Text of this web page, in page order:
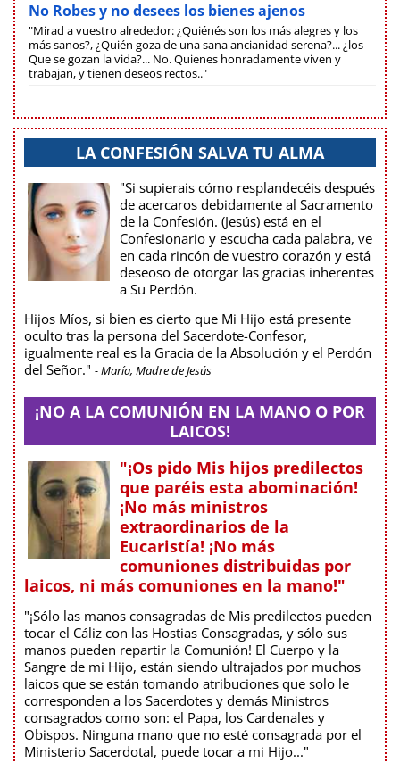
No Robes y no desees los bienes ajenos
"Mirad a vuestro alrededor: ¿Quiénés son los más alegres y los
más sanos?, ¿Quién goza de una sana ancianidad serena?... ¿los
Que se gozan la vida?... No. Quienes honradamente viven y
trabajan, y tienen deseos rectos.."
LA CONFESIÓN SALVA TU ALMA
"Si supierais cómo resplandecéis después
de acercaros debidamente al Sacramento
de la Confesión. (Jesús) está en el
Confesionario y escucha cada palabra, ve
en cada rincón de vuestro corazón y está
deseoso de otorgar las gracias inherentes
a Su Perdón.
Hijos Míos, si bien es cierto que Mi Hijo está presente
oculto tras la persona del Sacerdote-Confesor,
igualmente real es la Gracia de la Absolución y el Perdón
del Señor." - María, Madre de Jesús
¡NO A LA COMUNIÓN EN LA MANO O POR
LAICOS!
"¡Os pido Mis hijos predilectos
que paréis esta abominación!
¡No más ministros
extraordinarios de la
Eucaristía! ¡No más
comuniones distribuidas por
laicos, ni más comuniones en la mano!"
"¡Sólo las manos consagradas de Mis predilectos pueden
tocar el Cáliz con las Hostias Consagradas, y sólo sus
manos pueden repartir la Comunión! El Cuerpo y la
Sangre de mi Hijo, están siendo ultrajados por muchos
laicos que se están tomando atribuciones que solo le
corresponden a los Sacerdotes y demás Ministros
consagrados como son: el Papa, los Cardenales y
Obispos. Ninguna mano que no esté consagrada por el
Ministerio Sacerdotal, puede tocar a mi Hijo..."